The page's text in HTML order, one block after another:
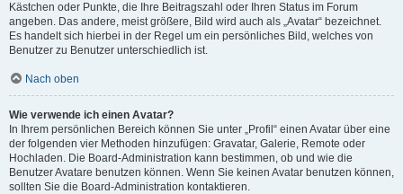
Kästchen oder Punkte, die Ihre Beitragszahl oder Ihren Status im Forum
angeben. Das andere, meist größere, Bild wird auch als „Avatar“ bezeichnet.
Es handelt sich hierbei in der Regel um ein persönliches Bild, welches von
Benutzer zu Benutzer unterschiedlich ist.
Nach oben
Wie verwende ich einen Avatar?
In Ihrem persönlichen Bereich können Sie unter „Profil“ einen Avatar über eine
der folgenden vier Methoden hinzufügen: Gravatar, Galerie, Remote oder
Hochladen. Die Board-Administration kann bestimmen, ob und wie die
Benutzer Avatare benutzen können. Wenn Sie keinen Avatar benutzen können,
sollten Sie die Board-Administration kontaktieren.